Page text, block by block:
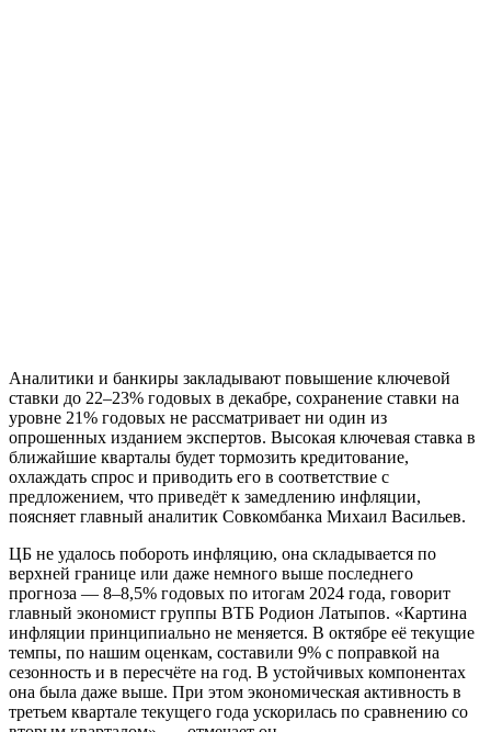
Аналитики и банкиры закладывают повышение ключевой
ставки до 22–23% годовых в декабре, сохранение ставки на
уровне 21% годовых не рассматривает ни один из
опрошенных изданием экспертов. Высокая ключевая ставка в
ближайшие кварталы будет тормозить кредитование,
охлаждать спрос и приводить его в соответствие с
предложением, что приведёт к замедлению инфляции,
поясняет главный аналитик Совкомбанка Михаил Васильев.
ЦБ не удалось побороть инфляцию, она складывается по
верхней границе или даже немного выше последнего
прогноза — 8–8,5% годовых по итогам 2024 года, говорит
главный экономист группы ВТБ Родион Латыпов. «Картина
инфляции принципиально не меняется. В октябре её текущие
темпы, по нашим оценкам, составили 9% с поправкой на
сезонность и в пересчёте на год. В устойчивых компонентах
она была даже выше. При этом экономическая активность в
третьем квартале текущего года ускорилась по сравнению со